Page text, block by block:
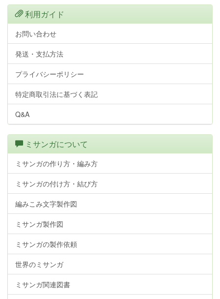
利用ガイド
お問い合わせ
発送・支払方法
プライバシーポリシー
特定商取引法に基づく表記
Q&A
ミサンガについて
ミサンガの作り方・編み方
ミサンガの付け方・結び方
編みこみ文字製作図
ミサンガ製作図
ミサンガの製作依頼
世界のミサンガ
ミサンガ関連図書